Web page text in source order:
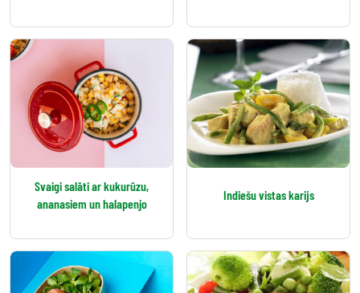
Svaigi salāti ar kukurūzu,
ananasiem un halapenjo
Indiešu vistas karijs